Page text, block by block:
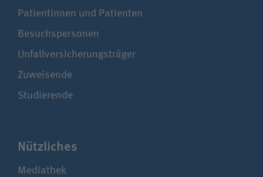
Patientinnen und Patienten
Besuchspersonen
Unfallversicherungsträger
Zuweisende
Studierende
Nützliches
Mediathek